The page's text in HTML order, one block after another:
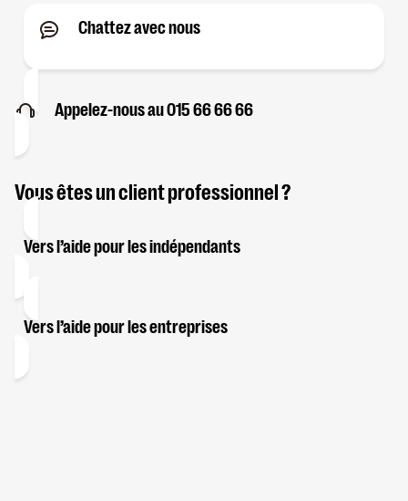
Chattez avec nous
Appelez-nous au 015 66 66 66
Vous êtes un client professionnel ?
Vers l’aide pour les indépendants
Vers l’aide pour les entreprises